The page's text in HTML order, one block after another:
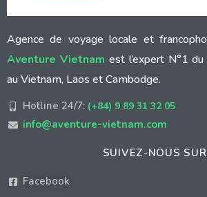
Agence de voyage locale et
Aventure Vietnam est l’expert N°1
au Vietnam, Laos et Cambodge.
Hotline 24/7: (+84) 9 89 31 32 05
info@aventure-vietnam.com
SUIVEZ-NOUS SUR
Facebook